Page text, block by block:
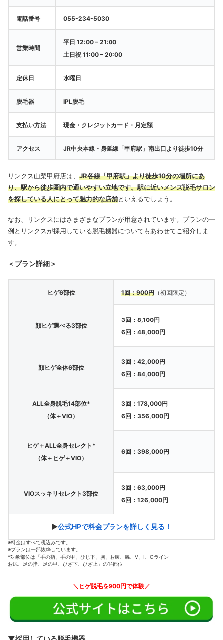
電話番号 055-234-5030
営業時間
平日 12:00 – 21:00
土日祝 11:00 – 20:00
定休日 水曜日
脱毛器 IPL脱毛
支払い方法 現金・クレジットカード・月定額
アクセス JR中央本線・身延線「甲府駅」南出口より徒歩10分
リンクス山梨甲府店は、 JR各線「甲府駅」より徒歩10分の場所にあ
り、駅から徒歩圏内で通いやすい立地です。駅に近いメンズ脱毛サロン
を探している人にとって魅力的な店舗といえるでしょう。
なお、リンクスにはさまざまなプランが用意されています。プランの一
例とリンクスが採用している脱毛機器についてもあわせてご紹介しま
す。
＜プラン詳細＞
ヒゲ6部位 1回：900円 （初回限定）
顔ヒゲ選べる3部位
3回：8,100円
6回：48,000円
顔ヒゲ全体6部位
3回：42,000円
6回：84,000円
ALL全身脱毛14部位*
（体＋VIO）
3回：178,000円
6回：356,000円
ヒゲ＋ALL全身セレクト*
（体＋ヒゲ＋VIO）
6回：398,000円
VIOスッキリセレクト3部位
3回：63,000円
6回：126,000円
▶公式HPで料金プランを詳しく見る！
※料金はすべて税込みです。
※プランは一部抜粋しています。
*対象部位は「手の指、手の甲、ひじ下、胸、お腹、脇、V、I、Oライン
お尻、足の指、足の甲、ひざ下、ひざ上」の14部位
＼ヒゲ脱毛を900円で体験／